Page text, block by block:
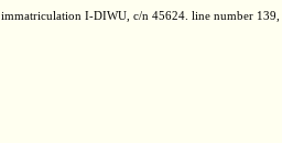
immatriculation I-DIWU, c/n 45624. line number 139,